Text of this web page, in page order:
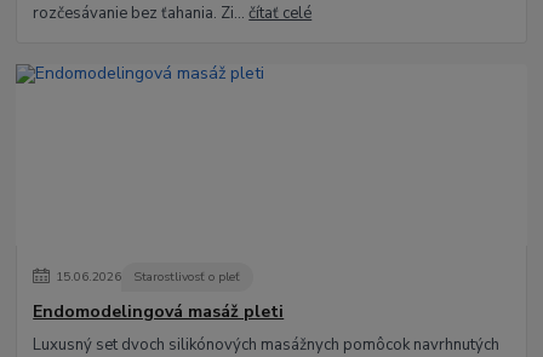
rozčesávanie bez ťahania. Zi...čítať celé
15.06.2026 Starostlivosť o pleť
Endomodelingová masáž pleti
Luxusný set dvoch silikónových masážnych pomôcok navrhnutých